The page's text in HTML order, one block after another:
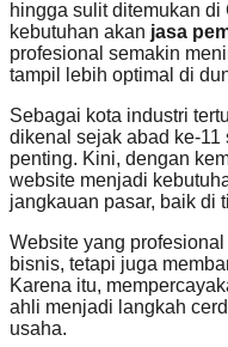
hingga sulit ditemukan
kebutuhan akan jasa
profesional semakin
tampil lebih optimal di
Sebagai kota industri
dikenal sejak abad ke-
penting. Kini, dengan
website menjadi
jangkauan pasar, baik di
Website yang
bisnis, tetapi juga
Karena itu,
ahli menjadi langkah
usaha.